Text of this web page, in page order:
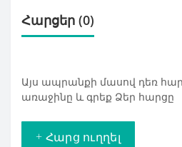
Հարցեր (0)
Այս ապրանքի մասով դեռ
առաջինը և գրեք Ձեր հարցը
+ Հարց ուղղել